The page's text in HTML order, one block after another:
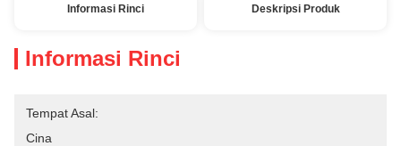
Informasi Rinci Deskripsi Produk
Informasi Rinci
Tempat Asal:
Cina